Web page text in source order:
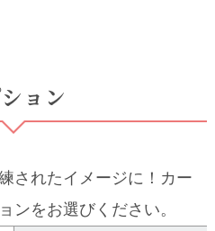
ョン
されたイメージに！カー
ンをお選びください。